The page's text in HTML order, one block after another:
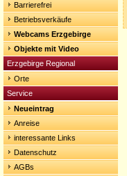
Barrierefrei
Betriebsverkäufe
Webcams Erzgebirge
Objekte mit Video
Erzgebirge Regional
Orte
Service
Neueintrag
Anreise
interessante Links
Datenschutz
AGBs